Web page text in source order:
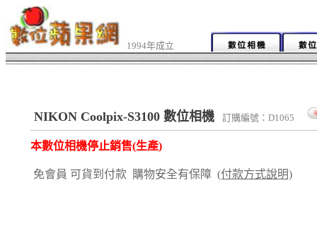
1994年成立
NIKON Coolpix-S3100 數位相機 訂購編號：D1065
本數位相機停止銷售(生產)
免會員 可貨到付款 購物安全有保障 (付款方式說明)